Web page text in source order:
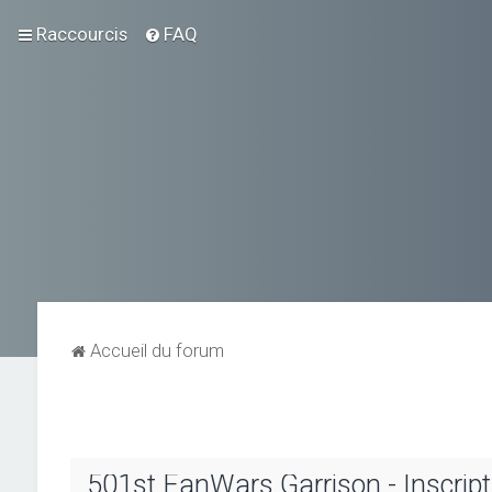
Raccourcis FAQ
Accueil du forum
501st FanWars Garrison -